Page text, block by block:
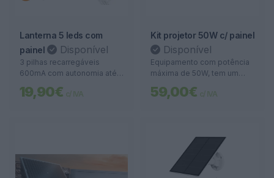
Lanterna 5 leds com
painel
Disponível
3 pilhas recarregáveis
600mA com autonomia até 6
19,90€ c/ IVA
Kit projetor 50W c/ painel
Disponível
Equipamento com potência
máxima de 50W, tem um
entre 4 e 6 horas, garantindo
eficiência energética e
longa duração
59,00€ c/ IVA